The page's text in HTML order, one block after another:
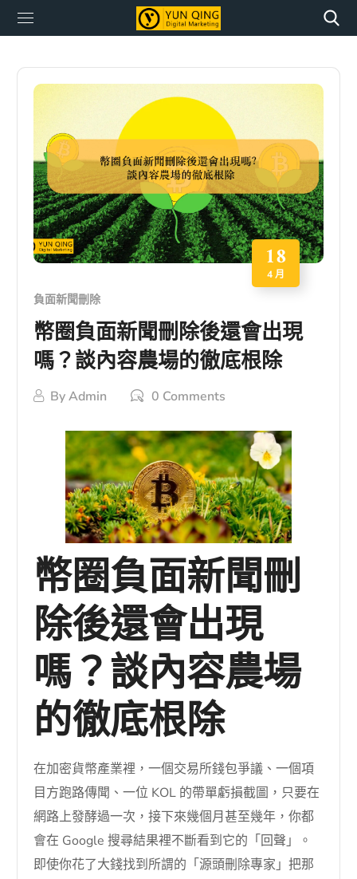
18
4 月
負面新聞刪除
幣圈負面新聞刪除後還會出現
嗎？談內容農場的徹底根除
ByAdmin 0 Comments
幣圈負面新聞刪
除後還會出現
嗎？談內容農場
的徹底根除
在加密貨幣產業裡，一個交易所錢包爭議、一個項
目方跑路傳聞、一位 KOL 的帶單虧損截圖，只要在
網路上發酵過一次，接下來幾個月甚至幾年，你都
會在 Google 搜尋結果裡不斷看到它的「回聲」。
即使你花了大錢找到所謂的「源頭刪除專家」把那